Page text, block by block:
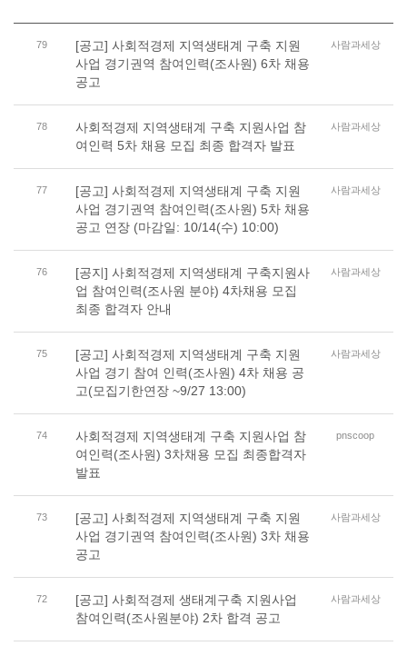
79
[공고] 사회적경제 지역생태계 구축 지원
사업 경기권역 참여인력(조사원) 6차 채용
공고
사람과세상
78
사회적경제 지역생태계 구축 지원사업 참
여인력 5차 채용 모집 최종 합격자 발표
사람과세상
77
[공고] 사회적경제 지역생태계 구축 지원
사업 경기권역 참여인력(조사원) 5차 채용
공고 연장 (마감일: 10/14(수) 10:00)
사람과세상
76
[공지] 사회적경제 지역생태계 구축지원사
업 참여인력(조사원 분야) 4차채용 모집
최종 합격자 안내
사람과세상
75
[공고] 사회적경제 지역생태계 구축 지원
사업 경기 참여 인력(조사원) 4차 채용 공
고(모집기한연장 ~9/27 13:00)
사람과세상
74
사회적경제 지역생태계 구축 지원사업 참
여인력(조사원) 3차채용 모집 최종합격자
발표
pnscoop
73
[공고] 사회적경제 지역생태계 구축 지원
사업 경기권역 참여인력(조사원) 3차 채용
공고
사람과세상
72
[공고] 사회적경제 생태계구축 지원사업
참여인력(조사원분야) 2차 합격 공고
사람과세상